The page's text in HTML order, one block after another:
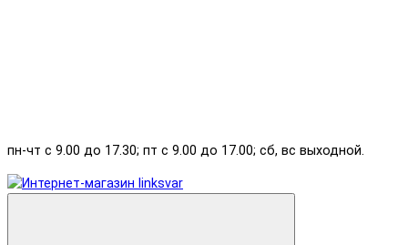
пн-чт с 9.00 до 17.30; пт с 9.00 до 17.00; сб, вс выходной.